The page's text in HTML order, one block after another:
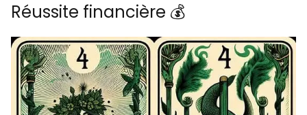
Réussite financière 💰